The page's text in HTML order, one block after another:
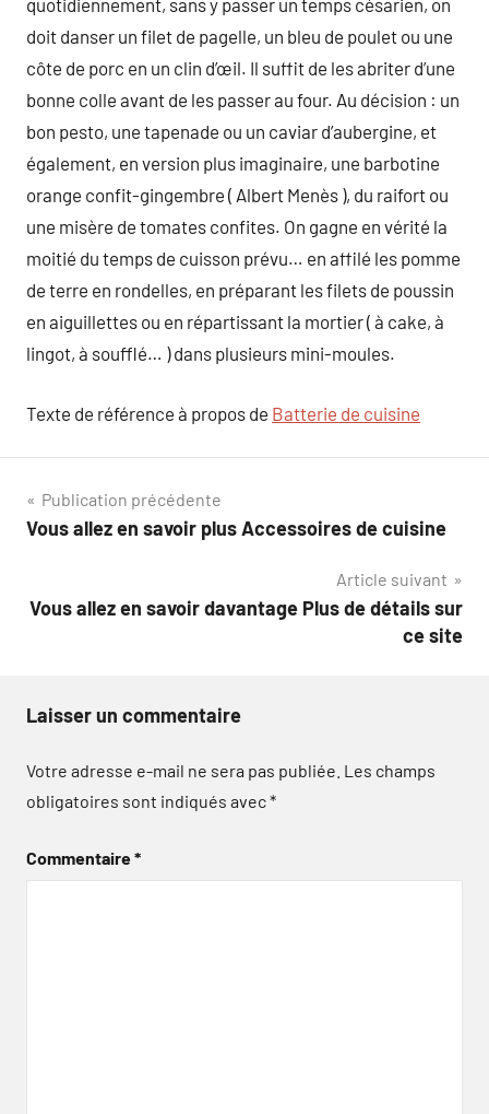
quotidiennement, sans y passer un temps césarien, on
doit danser un filet de pagelle, un bleu de poulet ou une
côte de porc en un clin d’œil. Il suffit de les abriter d’une
bonne colle avant de les passer au four. Au décision : un
bon pesto, une tapenade ou un caviar d’aubergine, et
également, en version plus imaginaire, une barbotine
orange confit-gingembre ( Albert Menès ), du raifort ou
une misère de tomates confites. On gagne en vérité la
moitié du temps de cuisson prévu… en affilé les pomme
de terre en rondelles, en préparant les filets de poussin
en aiguillettes ou en répartissant la mortier ( à cake, à
lingot, à soufflé… ) dans plusieurs mini-moules.
Texte de référence à propos de Batterie de cuisine
Navigation
de
Publication précédente
Vous allez en savoir plus Accessoires de cuisine
Article suivant
Vous allez en savoir davantage Plus de détails sur
ce site
Laisser un commentaire
Votre adresse e-mail ne sera pas publiée. Les champs
obligatoires sont indiqués avec*
Commentaire*